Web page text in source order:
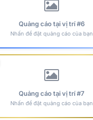
Quảng cáo tại vị trí #6
Nhấn để đặt quảng cáo của bạn
Quảng cáo tại vị trí #7
Nhấn để đặt quảng cáo của bạn